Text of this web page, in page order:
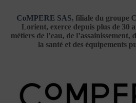
CoMPERE SAS, filiale du groupe
Lorient, exerce depuis plus de 30
métiers de l’eau, de l’assainissement,
la santé et des équipements